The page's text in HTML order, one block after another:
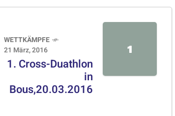
1
WETTKÄMPFE
21 März, 2016
1. Cross-Duathlon
in
Bous,20.03.2016